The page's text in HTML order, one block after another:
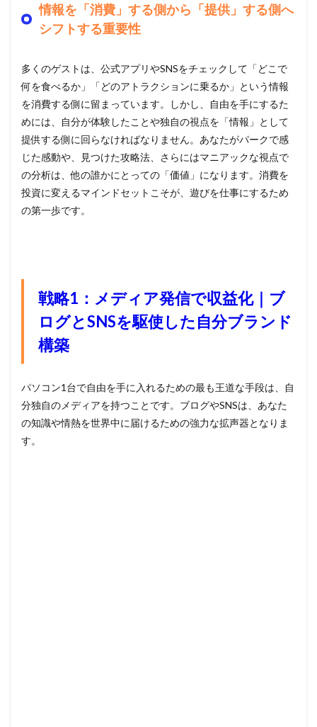
情報を「消費」する側から「提供」する側へ
シフトする重要性
多くのゲストは、公式アプリやSNSをチェックして「どこで
何を食べるか」「どのアトラクションに乗るか」という情報
を消費する側に留まっています。しかし、自由を手にするた
めには、自分が体験したことや独自の視点を「情報」として
提供する側に回らなければなりません。あなたがパークで感
じた感動や、見つけた攻略法、さらにはマニアックな視点で
の分析は、他の誰かにとっての「価値」になります。消費を
投資に変えるマインドセットこそが、遊びを仕事にするため
の第一歩です。
戦略1：メディア発信で収益化｜ブ
ログとSNSを駆使した自分ブランド
構築
パソコン1台で自由を手に入れるための最も王道な手段は、自
分独自のメディアを持つことです。ブログやSNSは、あなた
の知識や情熱を世界中に届けるための強力な拡声器となりま
す。